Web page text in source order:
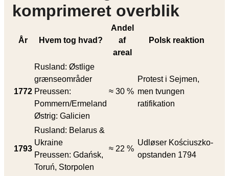
komprimeret overblik
År Hvem tog hvad?
Andel
af
areal
Polsk reaktion
1772
Rusland: Østlige
grænseområder
Preussen:
Pommern/Ermeland
Østrig: Galicien
≈ 30 %
Protest i Sejmen,
men tvungen
ratifikation
1793
Rusland: Belarus &
Ukraine
Preussen: Gdańsk,
Toruń, Storpolen
≈ 22 %
Udløser Kościuszko-
opstanden 1794